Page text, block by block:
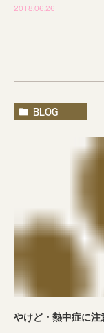
2018.06.26
BLOG
やけど・熱中症に注